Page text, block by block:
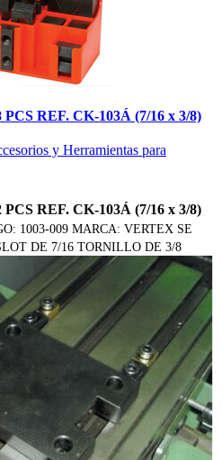
REF. CK-103Á (7/16 x 3/8)
y Herramientas para
REF. CK-103Á (7/16 x 3/8)
1003-009 MARCA: VERTEX SE
DE 7/16 TORNILLO DE 3/8